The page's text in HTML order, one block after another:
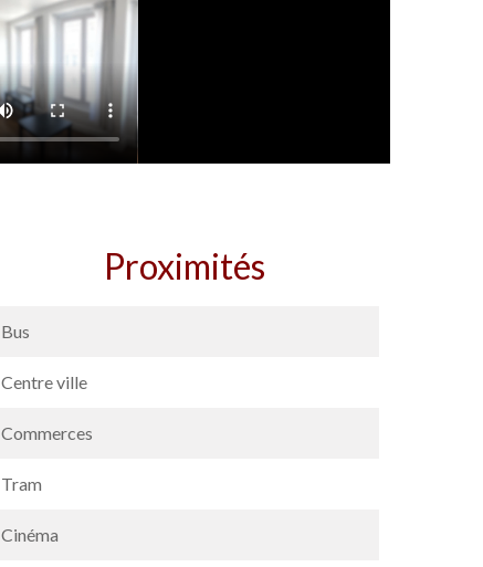
Proximités
Bus
Centre ville
Commerces
Tram
Cinéma